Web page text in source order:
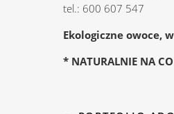
tel.: 600 607 547
Ekologiczne owoce,
* NATURALNIE NA